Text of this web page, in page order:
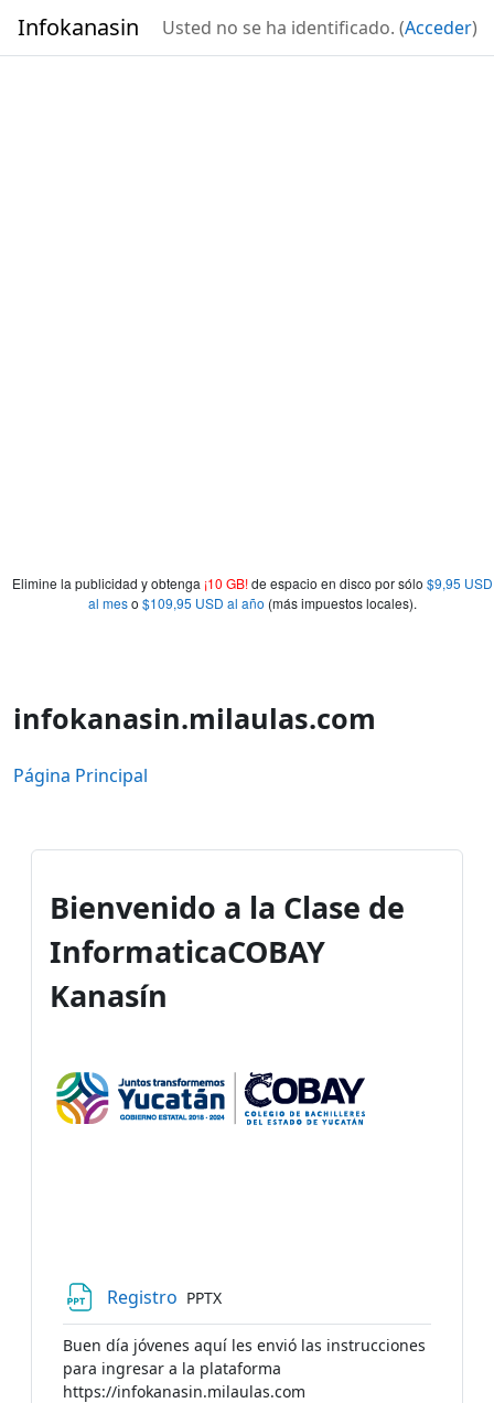
Elimine la publicidad y obtenga ¡10 GB!de espacio en disco por sólo $9,95 USD
al meso $109,95 USD al año (más impuestos locales).
Infokanasin Usted no se ha identificado. (Acceder)
infokanasin.milaulas.com
Página Principal
Bienvenido a la Clase de
InformaticaCOBAY
Kanasín
Registro Archivo
PPTX
Buen día jóvenes aquí les envió las instrucciones
para ingresar a la plataforma
https://infokanasin.milaulas.com